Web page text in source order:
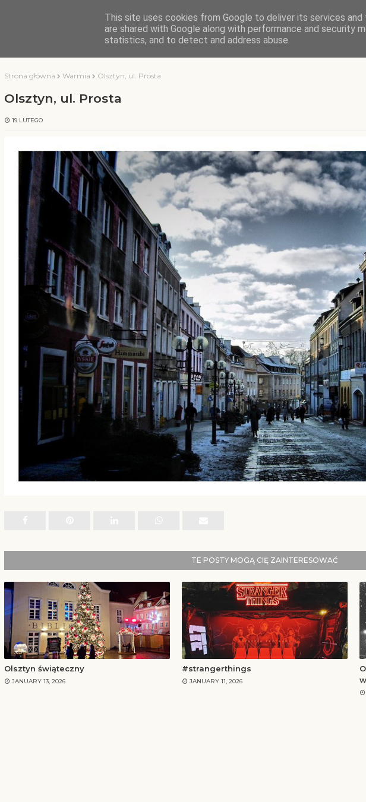
KOCHAMY WARMIĘ
Strona główna Warmia Olsztyn, ul. Prosta
Olsztyn, ul. Prosta
19 LUTEGO
TE POSTY MOGĄ CIĘ ZAINTERESOWAĆ
Olsztyn świąteczny
JANUARY 13, 2026
#strangerthings
JANUARY 11, 2026
This site uses cookies from Google to deliver its services
are shared with Google along with performance and security
statistics, and to detect and address abuse.